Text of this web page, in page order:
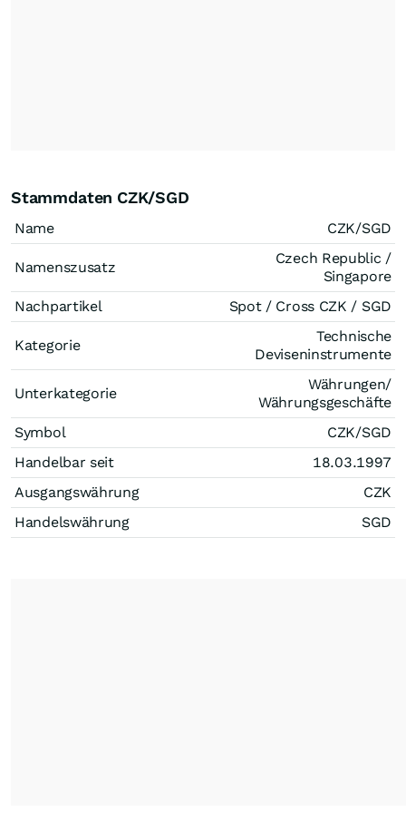
Stammdaten CZK/SGD
Name CZK/SGD
Namenszusatz
Czech Republic /
Singapore
Nachpartikel
Spot / Cross CZK / SGD
Kategorie
Technische
Deviseninstrumente
Unterkategorie
Währungen/
Währungsgeschäfte
Symbol
CZK/SGD
Handelbar seit
18.03.1997
Ausgangswährung
CZK
Handelswährung
SGD